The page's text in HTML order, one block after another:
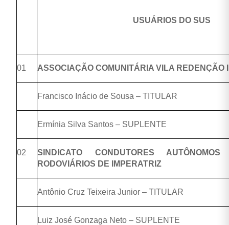
USUÁRIOS DO SUS
01 ASSOCIAÇÃO COMUNITÁRIA VILA REDENÇÃO
Francisco Inácio de Sousa – TITULAR
Ermínia Silva Santos – SUPLENTE
02
SINDICATO CONDUTORES
RODOVIÁRIOS DE IMPERATRIZ
Antônio Cruz Teixeira Junior – TITULAR
Luiz José Gonzaga Neto – SUPLENTE